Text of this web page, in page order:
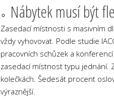
Nábytek musí být
Zasedací místnosti s masivním
vždy vyhovovat. Podle studie
pracovních schůzek a
zasedací místnost typu jednání.
kolečkách. Šedesát procent
výraznější.